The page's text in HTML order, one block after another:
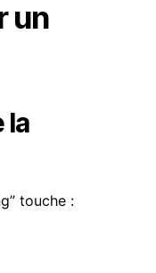
un
la
touche :